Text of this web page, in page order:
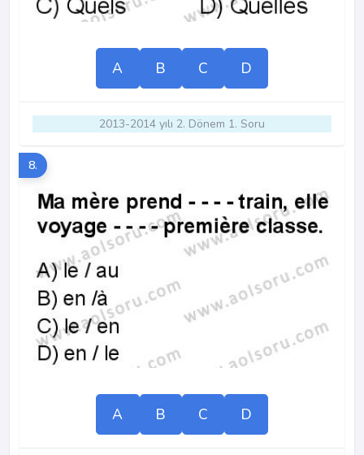
A B C D
2013-2014 yılı 2. Dönem 1. Soru
8.
A B C D